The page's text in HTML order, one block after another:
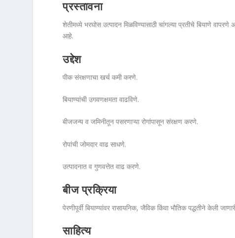
प्रस्तावना
शेतीमध्ये भरघोस उत्पादन मिळविण्यासाठी चांगल्या प्रतीचे बियाणे
आहे.
उद्देश
पीक संरक्षणाचा खर्च कमी करणे.
बियाण्यांची उगवणक्षमता वाढविणे.
बीजजन्य व जमिनीतून पसरणाऱ्या रोगांपासून संरक्षण करणे.
रोपांची जोमदार वाढ साधणे.
उत्पादनात व गुणवत्तेत वाढ करणे.
बीज प्रक्रिया
पेरणीपूर्वी बियाण्यांवर रासायनिक, जैविक किंवा भौतिक पद्धतीने केली
साहित्य